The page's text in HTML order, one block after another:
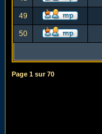
49
50
Page 1 sur70